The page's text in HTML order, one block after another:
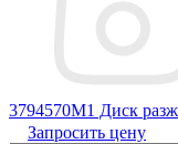
3794570M1 Диск
Запросить цену